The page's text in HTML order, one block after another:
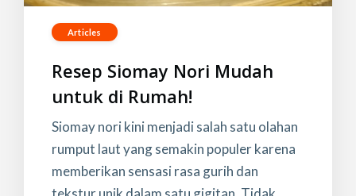
Articles
Resep Siomay Nori Mudah
untuk di Rumah!
Siomay nori kini menjadi salah satu olahan
rumput laut yang semakin populer karena
memberikan sensasi rasa gurih dan